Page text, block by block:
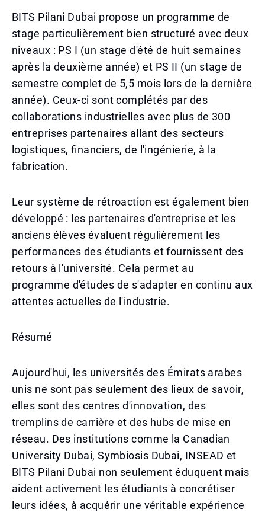
BITS Pilani Dubai propose un programme de
stage particulièrement bien structuré avec deux
niveaux : PS I (un stage d'été de huit semaines
après la deuxième année) et PS II (un stage de
semestre complet de 5,5 mois lors de la dernière
année). Ceux-ci sont complétés par des
collaborations industrielles avec plus de 300
entreprises partenaires allant des secteurs
logistiques, financiers, de l'ingénierie, à la
fabrication.
Leur système de rétroaction est également bien
développé : les partenaires d'entreprise et les
anciens élèves évaluent régulièrement les
performances des étudiants et fournissent des
retours à l'université. Cela permet au
programme d'études de s'adapter en continu aux
attentes actuelles de l'industrie.
Résumé
Aujourd'hui, les universités des Émirats arabes
unis ne sont pas seulement des lieux de savoir,
elles sont des centres d'innovation, des
tremplins de carrière et des hubs de mise en
réseau. Des institutions comme la Canadian
University Dubai, Symbiosis Dubai, INSEAD et
BITS Pilani Dubai non seulement éduquent mais
aident activement les étudiants à concrétiser
leurs idées, à acquérir une véritable expérience